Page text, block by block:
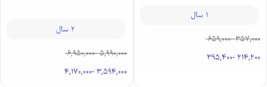
1 سال
357,000
-
659,000
214,200
-
395,400
2 سال
5,990,000
-
6,950,000
3,594,000
-
4,170,000